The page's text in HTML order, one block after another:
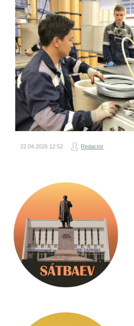
22.04.2026 12:52 Redactor